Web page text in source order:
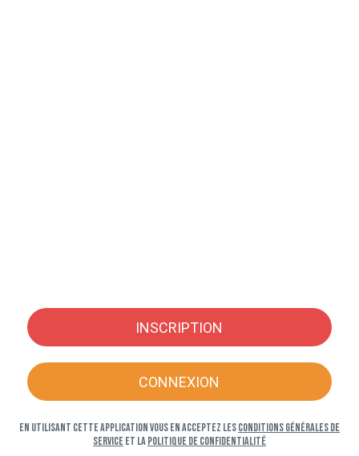
INSCRIPTION
CONNEXION
En utilisant cette application vous en acceptez lesConditions générales de
serviceet laPolitique de confidentialité